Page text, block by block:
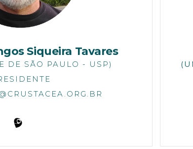
Siqueira Tavares
DE SÃO PAULO - USP)